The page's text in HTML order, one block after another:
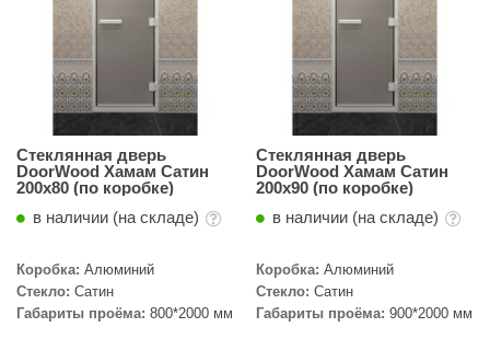
тепла
камень
камень
ecology
Стеклянная дверь
DoorWood Хамам Сатин
200х80 (по коробке)
в наличии (на складе)
Коробка: Алюминий
Стекло: Сатин
Габариты проёма: 800*2000 мм
Стеклянная дверь
DoorWood Хамам Сатин
200х90 (по коробке)
в наличии (на складе)
Коробка: Алюминий
Стекло: Сатин
Габариты проёма: 900*2000 мм